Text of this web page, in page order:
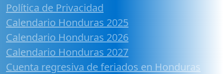
Política de Privacidad
Calendario Honduras 2025
Calendario Honduras 2026
Calendario Honduras 2027
Cuenta regresiva de feriados en Honduras